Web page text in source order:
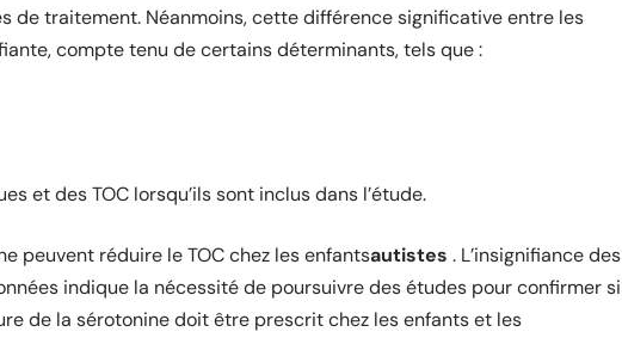
de traitement. Néanmoins, cette différence significative entre les
compte tenu de certains déterminants, tels que :
et des TOC lorsqu’ils sont inclus dans l’étude.
peuvent réduire le TOC chez les enfantsautistes . L’insignifiance des
indique la nécessité de poursuivre des études pour confirmer si
de la sérotonine doit être prescrit chez les enfants et les